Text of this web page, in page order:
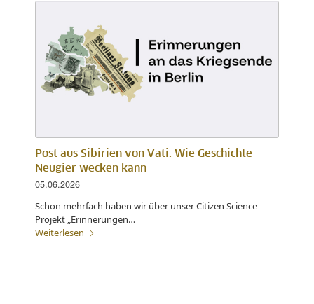
Post aus Sibirien von Vati. Wie Geschichte
Neugier wecken kann
05.06.2026
Schon mehrfach haben wir über unser Citizen Science-
Projekt „Erinnerungen…
Weiterlesen